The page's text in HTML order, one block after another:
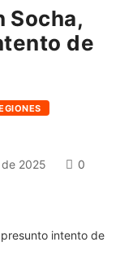
Socha,
de
2025 0